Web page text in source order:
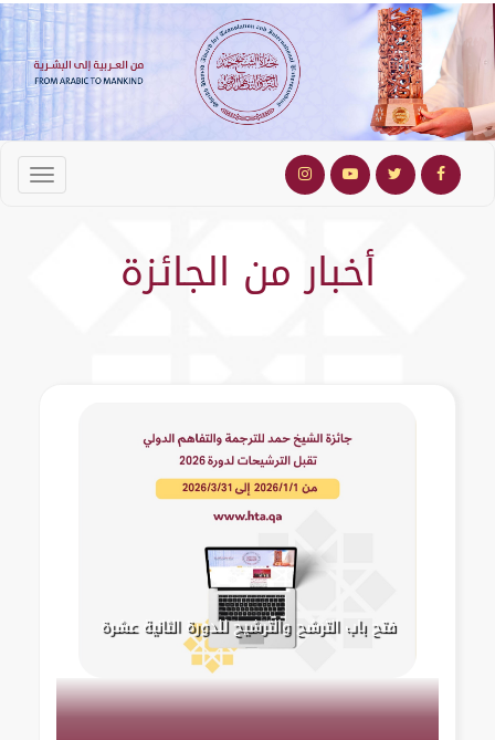
أخبار من الجائزة
فتح باب الترشح والترشيح للدورة الثانية عشرة